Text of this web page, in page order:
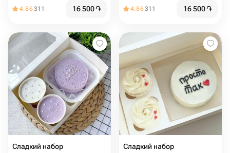
4.86311 16 500֏ 4.86311 16 500֏
Сладкий набор
Сладкий набор